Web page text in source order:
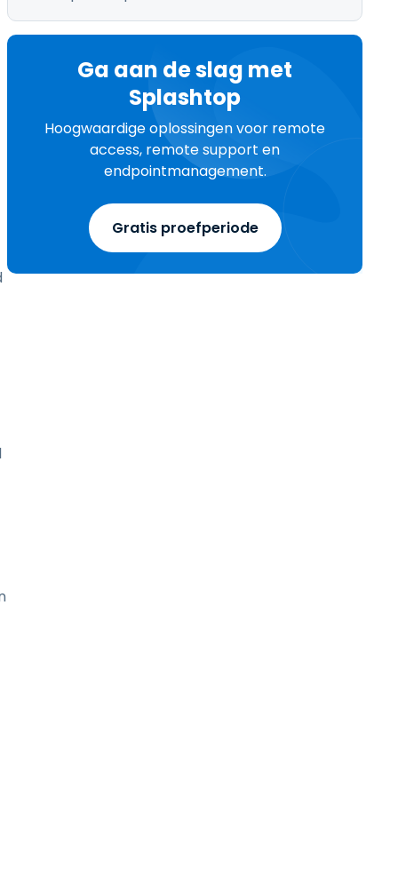
Ga aan de slag met
Splashtop
Hoogwaardige oplossingen voor remote
access, remote support en
endpointmanagement.
Gratis proefperiode